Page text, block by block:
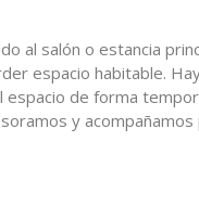
al salón o estancia
espacio habitable.
de forma
y